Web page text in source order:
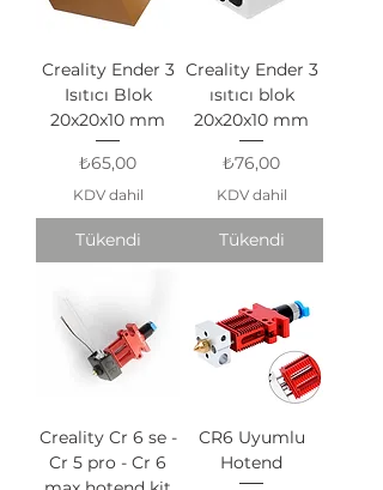
Creality Ender 3
Isıtıcı Blok
20x20x10 mm
Fiyat
₺65,00
KDV dahil
Tükendi
Creality Ender 3
ısıtıcı blok
20x20x10 mm
Fiyat
₺76,00
KDV dahil
Tükendi
Creality Cr 6 se -
Cr 5 pro - Cr 6
CR6 Uyumlu
Hotend